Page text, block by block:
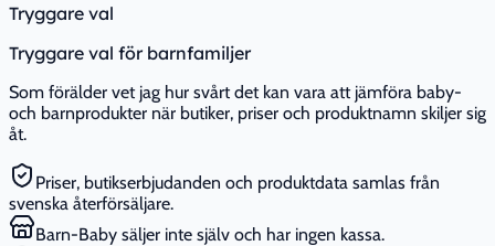
Tryggare val
Tryggare val för barnfamiljer
Som förälder vet jag hur svårt det kan vara att jämföra baby-
och barnprodukter när butiker, priser och produktnamn skiljer sig
åt.
Priser, butikserbjudanden och produktdata samlas från
svenska återförsäljare.
Barn-Baby säljer inte själv och har ingen kassa.